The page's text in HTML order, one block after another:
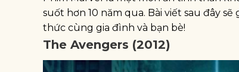
suốt hơn 10 năm qua. Bài viết sau đây
thức cùng gia đình và bạn bè!
The Avengers (2012)